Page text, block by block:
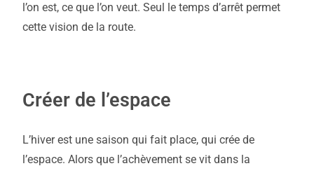
l’on est, ce que l’on veut. Seul le temps d’arrêt permet
cette vision de la route.
Créer de l’espace
L’hiver est une saison qui fait place, qui crée de
l’espace. Alors que l’achèvement se vit dans la